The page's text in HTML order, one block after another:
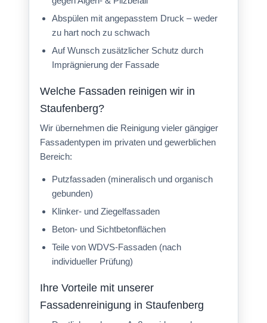
Abspülen mit angepasstem Druck – weder
zu hart noch zu schwach
Auf Wunsch zusätzlicher Schutz durch
Imprägnierung der Fassade
Welche Fassaden reinigen wir in
Staufenberg?
Wir übernehmen die Reinigung vieler gängiger
Fassadentypen im privaten und gewerblichen
Bereich:
Putzfassaden (mineralisch und organisch
gebunden)
Klinker- und Ziegelfassaden
Beton- und Sichtbetonflächen
Teile von WDVS-Fassaden (nach
individueller Prüfung)
Ihre Vorteile mit unserer
Fassadenreinigung in Staufenberg